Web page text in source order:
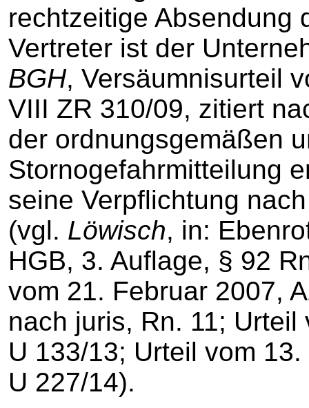
rechtzeitige Absendung
Vertreter ist der
BGH, Versäumnisurteil
VIII ZR 310/09, zitiert
der ordnungsgemäßen
Stornogefahrmitteilung
seine Verpflichtung
(vgl. Löwisch, in:
HGB, 3. Auflage, § 92
vom 21. Februar 2007,
nach juris, Rn. 11;
U 133/13; Urteil vom
U 227/14).